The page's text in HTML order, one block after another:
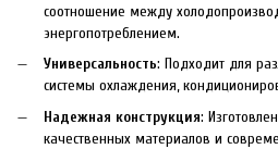
соотношение между
энергопотреблением.
Универсальность: Подходит для
системы охлаждения,
Надежная конструкция:
качественных материалов и